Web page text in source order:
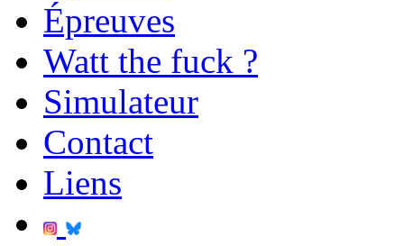
Épreuves
Watt the fuck ?
Simulateur
Contact
Liens